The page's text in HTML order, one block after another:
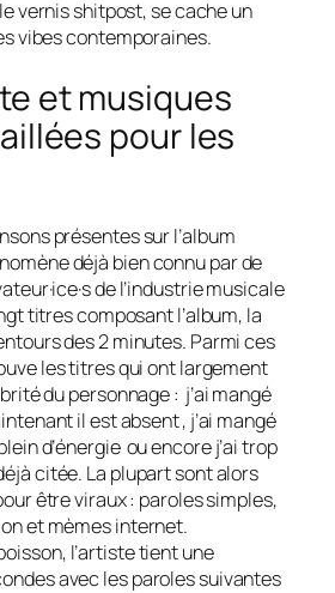
vernis shitpost, se cache un
vibes contemporaines.
et musiques
pour les
présentes sur l’album
déjà bien connu par de
de l’industrie musicale
titres composant l’album, la
des 2 minutes. Parmi ces
les titres qui ont largement
du personnage : j’ai mangé
il est absent, j’ai mangé
d’énergie ou encorej’ai trop
citée. La plupart sont alors
être viraux : paroles simples,
et mèmes internet.
, l’artiste tient une
avec les paroles suivantes